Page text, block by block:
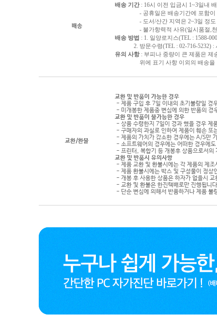
배송
배송 기간 : 16시 이전 입금시 1~3일내
- 공휴일은 배송기간에 포함이
- 도서/산간 지역은 2~3일 정도
- 불가항력적 사유(일시품절,천재
배송 방법 : 1. 일양로지스(TEL : 1588-
2. 방문수령(TEL : 02-716-5232) :
유의 사항: 부피나 중량이 큰 제품은 제
위에 표기 사항 이외의 배송을 원
교환/환불
교환 및 반품이 가능한 경우
- 제품 구입 후 7일 이내의 초기불량일 경
- 미개봉한 제품중 변심에 의한 반품의 경
교환 및 반품이 불가능한 경우
- 상품 수령한지 7일이 경과 했을 경우 제
- 구매자의 과실로 인하여 제품이 훼손 또
- 제품의 가치가 감소한 경우에는 A/S만
- 소프트웨어의 경우에는 어떠한 경우에
- 프린터, 복합기 등 개봉후 상품으로서의
교환 및 반품시 유의사항
- 제품 교환 및 환불시에는 각 제품의 제
- 제품 환불시에는 박스 및 구성물이 정상
- 개봉 후 사용한 상품은 하자가 없을시
- 교환 및 환불은 한진택배로만 진행됩니
- 단순 변심에 의해서 반품하거나 제품